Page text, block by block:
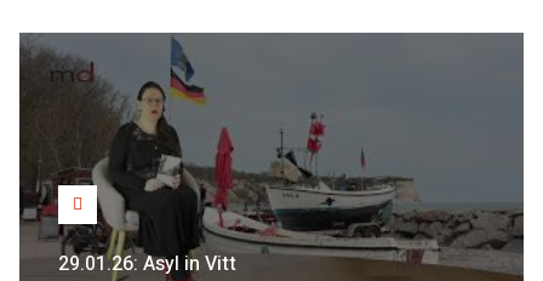
29.01.26: Asyl in Vitt